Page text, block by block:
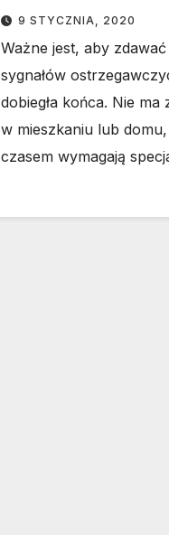
9 STYCZNIA, 2020
Ważne jest, aby
sygnałów
dobiegła końca. Nie
w mieszkaniu lub
czasem wymagają